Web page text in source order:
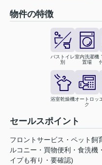
物件の特徴
バストイレ
別
室内洗濯機
置場
浴室乾燥機オートロッ
ク
セールスポイント
フロントサービス・ペット飼
ルコニー・買物便利・食洗機
イプも有り・要確認)